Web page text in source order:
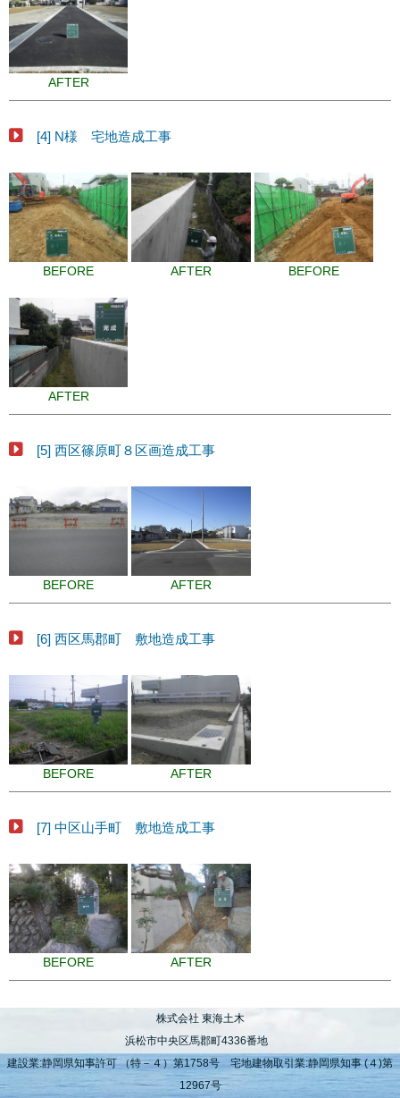
AFTER
[4] N様 宅地造成工事
BEFORE AFTER BEFORE
AFTER
[5] 西区篠原町８区画造成工事
BEFORE AFTER
[6] 西区馬郡町 敷地造成工事
BEFORE AFTER
[7] 中区山手町 敷地造成工事
BEFORE AFTER
株式会社 東海土木
浜松市中央区馬郡町4336番地
建設業:静岡県知事許可 （特－４）第1758号 宅地建物取引業:静岡県知事 (４)第
12967号